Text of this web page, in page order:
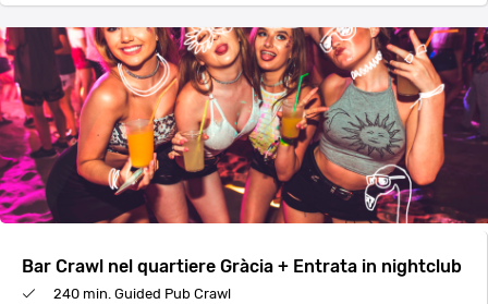
Bar Crawl nel quartiere Gràcia + Entrata in nightclub
240 min. Guided Pub Crawl